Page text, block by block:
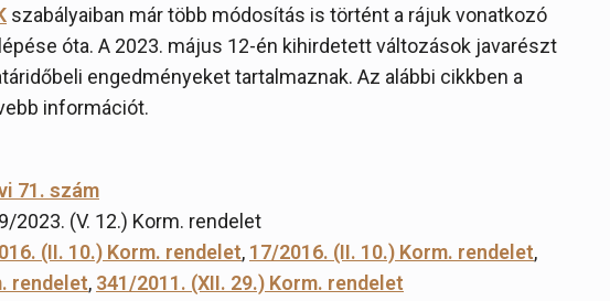
szabályaiban már több módosítás is történt a rájuk vonatkozó
óta. A 2023. május 12-én kihirdetett változások javarészt
engedményeket tartalmaznak. Az alábbi cikkben a
információt.
71. szám
2023. (V. 12.) Korm. rendelet
(II. 10.) Korm. rendelet, 17/2016. (II. 10.) Korm. rendelet,
rendelet, 341/2011. (XII. 29.) Korm. rendelet